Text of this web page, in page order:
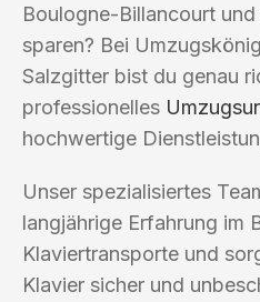
Boulogne-Billancourt
sparen? Bei
Salzgitter bist du genau
professionelles
hochwertige
Unser spezialisiertes
langjährige Erfahrung im
Klaviertransporte und
Klavier sicher und